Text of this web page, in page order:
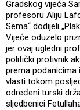
Gradskog vijeća
profesoru Aliju
Sema“ dodijeli
Vijeće oduzelo
jer ovaj ugledni
politički protivnik
prema podanicima
vlasti tokom
određeni turski
sljedbenici